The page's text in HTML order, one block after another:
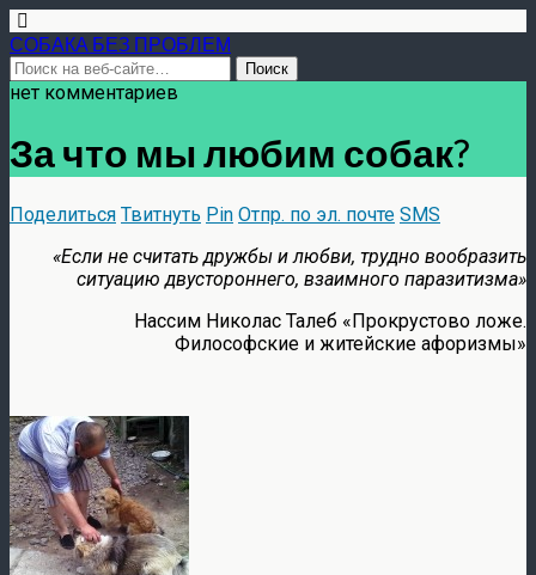
СОБАКА БЕЗ ПРОБЛЕМ
нет комментариев
За что мы любим собак?
Поделиться Твитнуть Pin Отпр. по эл. почте SMS
«Если не считать дружбы и любви, трудно вообразить
ситуацию двустороннего, взаимного паразитизма»
Нассим Николас Талеб «Прокрустово ложе.
Философские и житейские афоризмы»